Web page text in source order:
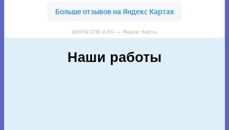
ШАРЫ СПБ и ЛО — Яндекс Карты
Наши работы